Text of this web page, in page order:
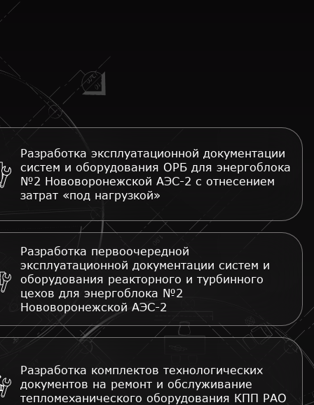
Разработка эксплуатационной документации
систем и оборудования ОРБ для энергоблока
№2 Нововоронежской АЭС-2 с отнесением
затрат «под нагрузкой»
Разработка первоочередной
эксплуатационной документации систем и
оборудования реакторного и турбинного
цехов для энергоблока №2
Нововоронежской АЭС-2
Разработка комплектов технологических
документов на ремонт и обслуживание
тепломеханического оборудования КПП РАО